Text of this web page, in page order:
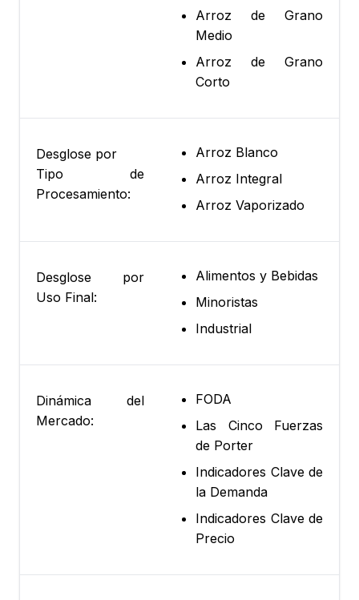
Arroz de Grano
Medio
Arroz de Grano
Corto
Desglose por
Tipo de
Procesamiento:
Arroz Blanco
Arroz Integral
Arroz Vaporizado
Desglose por
Uso Final:
Alimentos y Bebidas
Minoristas
Industrial
Dinámica del
Mercado:
FODA
Las Cinco Fuerzas
de Porter
Indicadores Clave de
la Demanda
Indicadores Clave de
Precio